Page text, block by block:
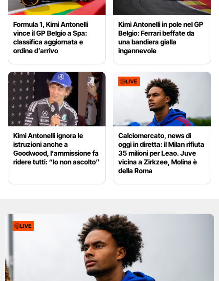
Formula 1, Kimi Antonelli
vince il GP Belgio a Spa:
classifica aggiornata e
ordine d’arrivo
Kimi Antonelli in pole nel GP
Belgio: Ferrari beffate da
una bandiera gialla
ingannevole
Kimi Antonelli ignora le
istruzioni anche a
Goodwood, l’ammissione fa
ridere tutti: “Io non ascolto”
LIVE
Calciomercato, news di
oggi in diretta: il Milan rifiuta
35 milioni per Leao. Juve
vicina a Zirkzee, Molina è
della Roma
LIVE